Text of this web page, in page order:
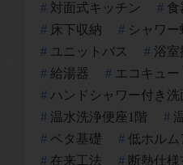
対面式キッチン
食
床下収納
シャワー
ユニットバス
浴室
給湯器
エコキュー
ハンドシャワー付き洗
温水洗浄便座1階
ベタ基礎
低ホルム
在来工法
断熱仕様